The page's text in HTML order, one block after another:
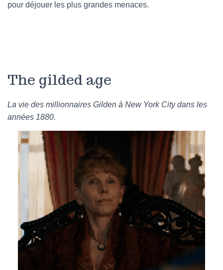
pour déjouer les plus grandes menaces.
The gilded age
La vie des millionnaires Gilden à New York City dans les
années 1880.